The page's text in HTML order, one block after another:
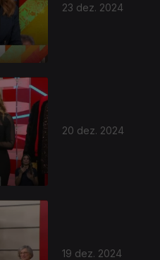
23 dez. 2024
20 dez. 2024
19 dez. 2024